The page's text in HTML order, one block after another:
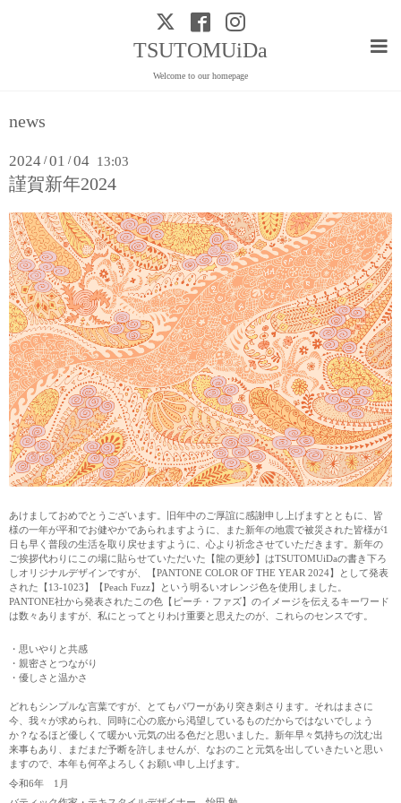
TSUTOMUiDa
Welcome to our homepage
news
2024 /01 /04 13:03
謹賀新年2024
あけましておめでとうございます。旧年中のご厚誼に感謝申し上げますとともに、皆
様の一年が平和でお健やかであられますように、また新年の地震で被災された皆様が1
日も早く普段の生活を取り戻せますように、心より祈念させていただきます。新年の
ご挨拶代わりにこの場に貼らせていただいた【龍の更紗】はTSUTOMUiDaの書き下ろ
しオリジナルデザインですが、【PANTONE COLOR OF THE YEAR 2024】として発表
された【13-1023】【Peach Fuzz】という明るいオレンジ色を使用しました。
PANTONE社から発表されたこの色【ピーチ・ファズ】のイメージを伝えるキーワード
は数々ありますが、私にとってとりわけ重要と思えたのが、これらのセンスです。
・思いやりと共感
・親密さとつながり
・優しさと温かさ
どれもシンプルな言葉ですが、とてもパワーがあり突き刺さります。それはまさに
今、我々が求められ、同時に心の底から渇望しているものだからではないでしょう
か？なるほど優しくて暖かい元気の出る色だと思いました。新年早々気持ちの沈む出
来事もあり、まだまだ予断を許しませんが、なおのこと元気を出していきたいと思い
ますので、本年も何卒よろしくお願い申し上げます。
令和6年 1月